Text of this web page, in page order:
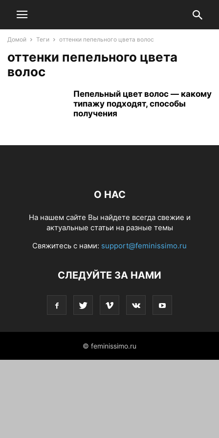
Домой Теги оттенки пепельного цвета волос
оттенки пепельного цвета
волос
Пепельный цвет волос — какому
типажу подходят, способы
получения
О НАС
На нашем сайте Вы найдете всегда свежие и
актуальные статьи на разные темы
Свяжитесь с нами: support@feminissimo.ru
СЛЕДУЙТЕ ЗА НАМИ
© feminissimo.ru